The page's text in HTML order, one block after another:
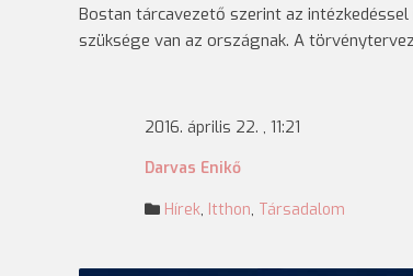
Bostan tárcavezető szerint az
szüksége van az országnak. A
2016. április 22. , 11:21
Darvas Enikő
Hírek, Itthon, Társadalom